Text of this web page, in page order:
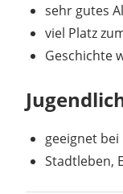
sehr gutes
viel Platz
Geschichte
geeignet
Stadtleben,